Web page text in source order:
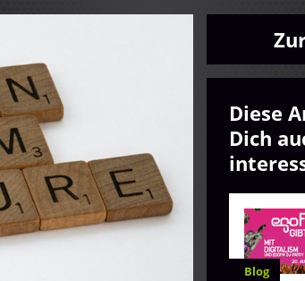
Diese
Dich
Blog